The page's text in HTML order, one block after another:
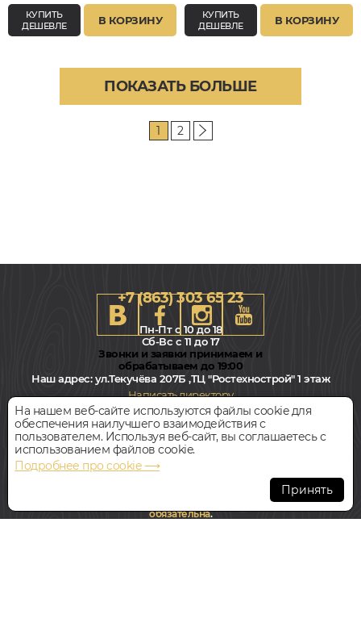
КУПИТЬ
ДЕШЕВЛЕ
В КОРЗИНУ
КУПИТЬ
ДЕШЕВЛЕ
В КОРЗИНУ
ПОКАЗАТЬ БОЛЬШЕ
1 2
+7 (863) 303 65 23
Пн-Пт с 10 до 18
Сб-Вс с 11 до 17
Звонки и заявки принимаем и
обрабатываем до 19:00
Наш адрес:ул.Текучёва 207Б ,ТЦ "Ростехнострой" 1 этаж
Написать директору
Всегда свободная парковка
© Интернет-магазин Polvamvdom.ru 2011-2026. Все права
При копировании материалов прямая ссылка на сайт
обязательна.
На нашем веб-сайте используются файлы cookie для
обеспечения наилучшего взаимодействия с
пользователем. Используя веб-сайт, вы соглашаетесь с
использованием файлов cookie.
Подробнее про cookie ⟶
Принять